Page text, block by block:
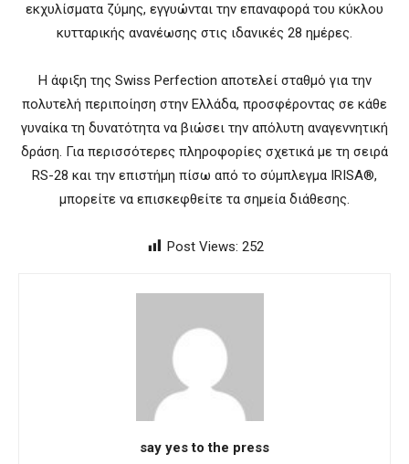
εκχυλίσματα ζύμης, εγγυώνται την επαναφορά του κύκλου
κυτταρικής ανανέωσης στις ιδανικές 28 ημέρες.
Η άφιξη της Swiss Perfection αποτελεί σταθμό για την
πολυτελή περιποίηση στην Ελλάδα, προσφέροντας σε κάθε
γυναίκα τη δυνατότητα να βιώσει την απόλυτη αναγεννητική
δράση. Για περισσότερες πληροφορίες σχετικά με τη σειρά
RS-28 και την επιστήμη πίσω από το σύμπλεγμα IRISA®,
μπορείτε να επισκεφθείτε τα σημεία διάθεσης.
Post Views: 252
say yes to the press